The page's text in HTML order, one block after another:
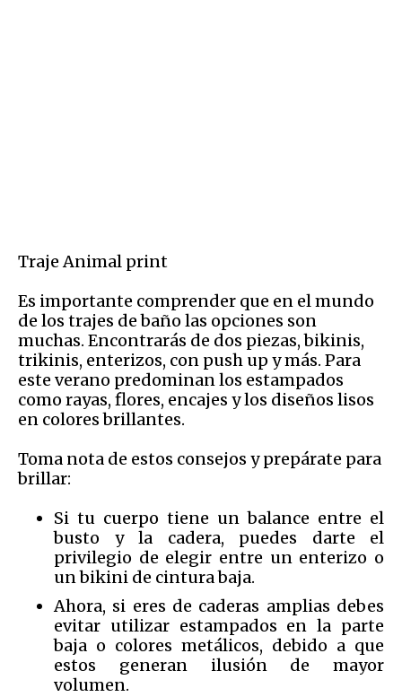
Traje Animal print
Es importante comprender que en el mundo
de los trajes de baño las opciones son
muchas. Encontrarás de dos piezas, bikinis,
trikinis, enterizos, con push up y más. Para
este verano predominan los estampados
como rayas, flores, encajes y los diseños lisos
en colores brillantes.
Toma nota de estos consejos y prepárate para
brillar:
Si tu cuerpo tiene un balance entre el
busto y la cadera, puedes darte el
privilegio de elegir entre un enterizo o
un bikini de cintura baja.
Ahora, si eres de caderas amplias debes
evitar utilizar estampados en la parte
baja o colores metálicos, debido a que
estos generan ilusión de mayor
volumen.